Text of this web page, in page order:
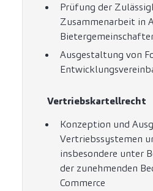
Prüfung der
Zusammenarbeit in
Ausgestaltung von
Vertriebskartellrecht
Konzeption und
Vertriebssystemen
insbesondere unter
der zunehmenden
Commerce